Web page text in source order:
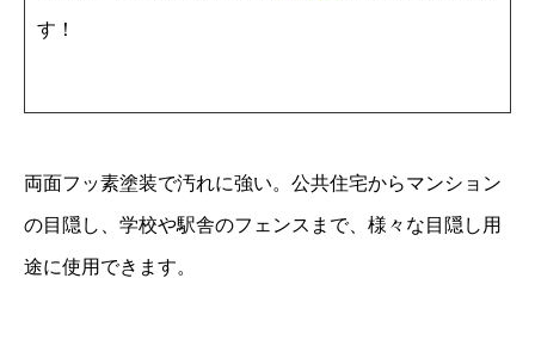
F
4
す！
両面フッ素塗装で汚れに強い。公共住宅からマンション
の目隠し、学校や駅舎のフェンスまで、様々な目隠し用
途に使用できます。